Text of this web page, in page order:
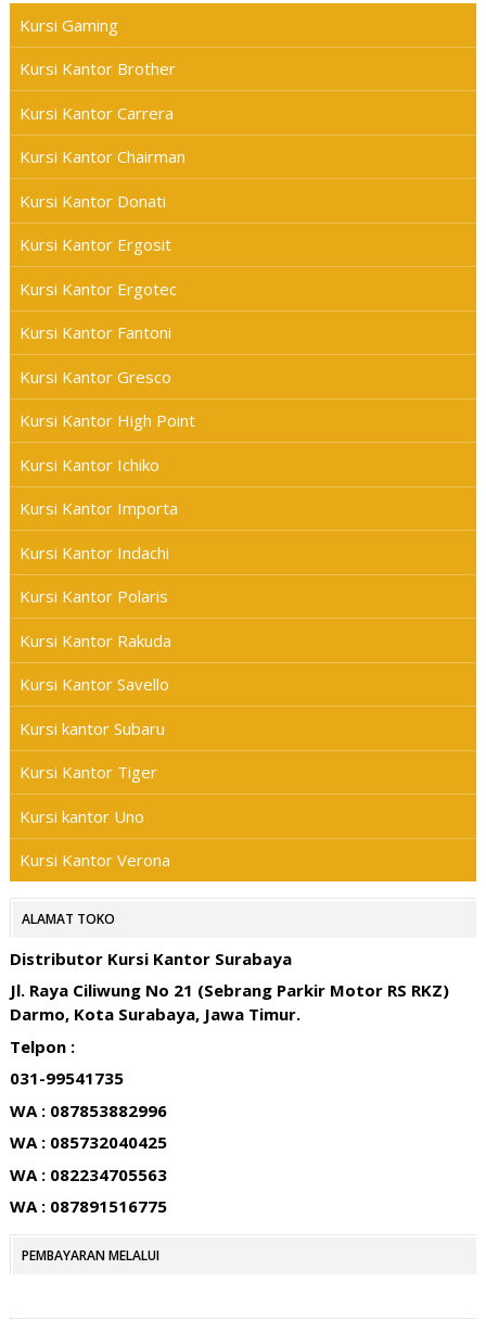
Kursi Gaming
Kursi Kantor Brother
Kursi Kantor Carrera
Kursi Kantor Chairman
Kursi Kantor Donati
Kursi Kantor Ergosit
Kursi Kantor Ergotec
Kursi Kantor Fantoni
Kursi Kantor Gresco
Kursi Kantor High Point
Kursi Kantor Ichiko
Kursi Kantor Importa
Kursi Kantor Indachi
Kursi Kantor Polaris
Kursi Kantor Rakuda
Kursi Kantor Savello
Kursi kantor Subaru
Kursi Kantor Tiger
Kursi kantor Uno
Kursi Kantor Verona
ALAMAT TOKO
Distributor Kursi Kantor Surabaya
Jl. Raya Ciliwung No 21 (Sebrang Parkir Motor RS RKZ)
Darmo, Kota Surabaya, Jawa Timur.
Telpon :
031-99541735
WA : 087853882996
WA : 085732040425
WA : 082234705563
WA : 087891516775
PEMBAYARAN MELALUI